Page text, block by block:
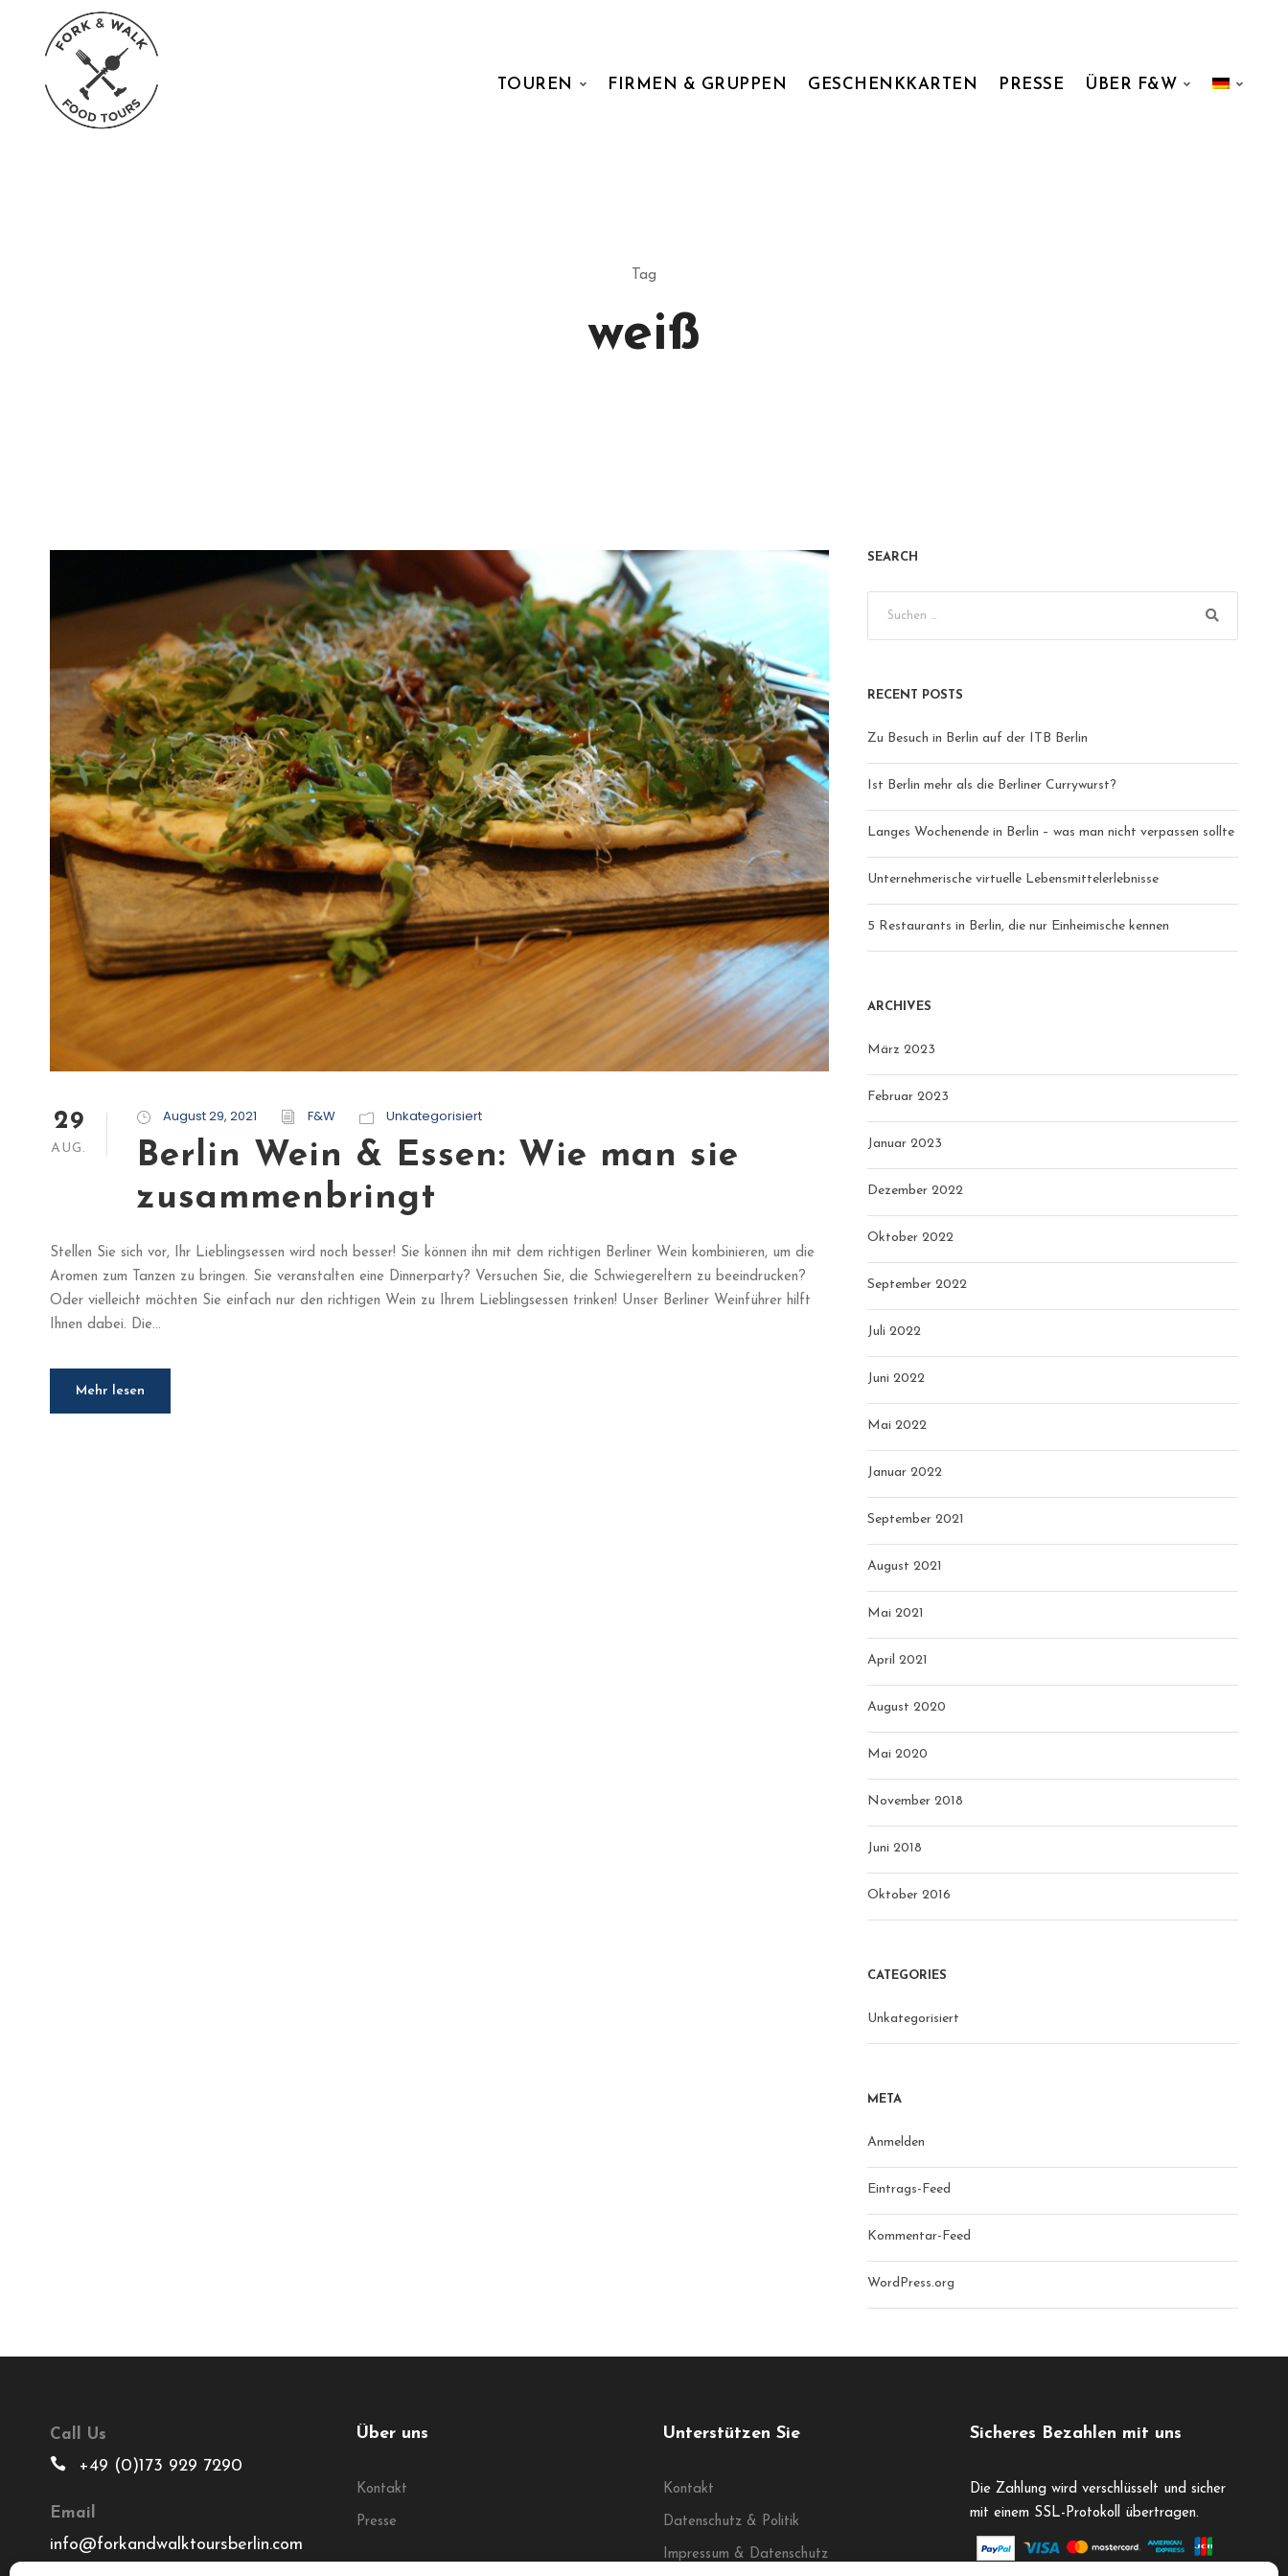
TOUREN FIRMEN & GRUPPEN GESCHENKKARTEN PRESSE ÜBER F&W
Tag
weiß
29
AUG.
August 29, 2021 F&W Unkategorisiert
Berlin Wein & Essen: Wie man sie
zusammenbringt
Stellen Sie sich vor, Ihr Lieblingsessen wird noch besser! Sie können ihn mit dem richtigen Berliner Wein kombinieren, um die
Aromen zum Tanzen zu bringen. Sie veranstalten eine Dinnerparty? Versuchen Sie, die Schwiegereltern zu beeindrucken?
Oder vielleicht möchten Sie einfach nur den richtigen Wein zu Ihrem Lieblingsessen trinken! Unser Berliner Weinführer hilft
Ihnen dabei. Die...
Mehr lesen
SEARCH
RECENT POSTS
Zu Besuch in Berlin auf der ITB Berlin
Ist Berlin mehr als die Berliner Currywurst?
Langes Wochenende in Berlin – was man nicht verpassen sollte
Unternehmerische virtuelle Lebensmittelerlebnisse
5 Restaurants in Berlin, die nur Einheimische kennen
ARCHIVES
März 2023
Februar 2023
Januar 2023
Dezember 2022
Oktober 2022
September 2022
Juli 2022
Juni 2022
Mai 2022
Januar 2022
September 2021
August 2021
Mai 2021
April 2021
August 2020
Mai 2020
November 2018
Juni 2018
Oktober 2016
CATEGORIES
Unkategorisiert
META
Anmelden
Eintrags-Feed
Kommentar-Feed
WordPress.org
Call Us
+49 (0)173 929 7290
Email
info@forkandwalktoursberlin.com
Über uns
Kontakt
Presse
Unterstützen Sie
Kontakt
Datenschutz & Politik
Impressum & Datenschutz
Sicheres Bezahlen mit uns
Die Zahlung wird verschlüsselt und sicher
mit einem SSL-Protokoll übertragen.